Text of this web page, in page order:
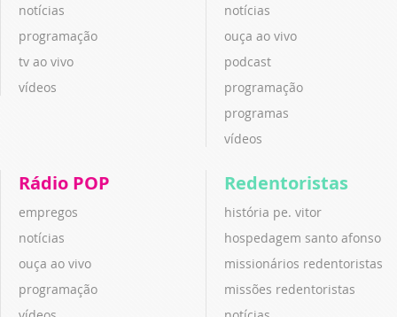
notícias
programação
tv ao vivo
vídeos
notícias
ouça ao vivo
podcast
programação
programas
vídeos
Rádio POP
empregos
notícias
ouça ao vivo
programação
Redentoristas
história pe. vitor
hospedagem santo afonso
missionários redentoristas
missões redentoristas